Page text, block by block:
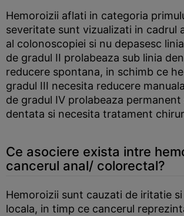
Hemoroizii aflati in categoria
severitate sunt vizualizati in cadrul
al colonoscopiei si nu depasesc
de gradul II prolabeaza sub linia
reducere spontana, in schimb ce
gradul III necesita reducere
de gradul IV prolabeaza permanent
dentata si necesita tratament
Ce asociere exista intre
cancerul anal/ colorectal?
Hemoroizii sunt cauzati de iritatie
locala, in timp ce cancerul